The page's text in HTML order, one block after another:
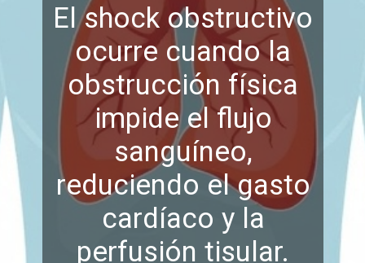
El shock obstructivo
ocurre cuando la
obstrucción física
impide el flujo
sanguíneo,
reduciendo el gasto
cardíaco y la
perfusión tisular.